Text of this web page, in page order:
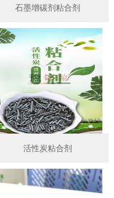
石墨增碳剂粘合剂
活性炭粘合剂